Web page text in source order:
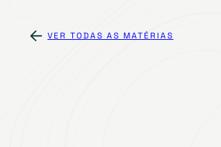
VER TODAS AS MATÉRIAS